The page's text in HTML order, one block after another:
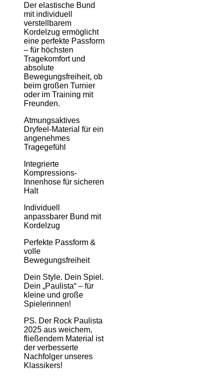
Der elastische Bund
mit individuell
verstellbarem
Kordelzug ermöglicht
eine perfekte Passform
– für höchsten
Tragekomfort und
absolute
Bewegungsfreiheit, ob
beim großen Turnier
oder im Training mit
Freunden.
Atmungsaktives
Dryfeel-Material für ein
angenehmes
Tragegefühl
Integrierte
Kompressions-
Innenhose für sicheren
Halt
Individuell
anpassbarer Bund mit
Kordelzug
Perfekte Passform &
volle
Bewegungsfreiheit
Dein Style. Dein Spiel.
Dein „Paulista“ – für
kleine und große
Spielerinnen!
PS. Der Rock Paulista
2025 aus weichem,
fließendem Material ist
der verbesserte
Nachfolger unseres
Klassikers!